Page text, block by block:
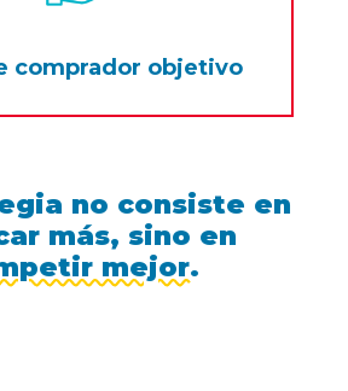
comprador objetivo
no consiste en
más, sino en
mejor.